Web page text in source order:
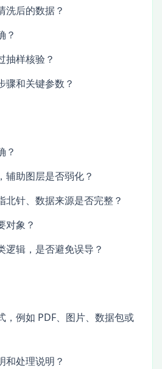
洗后的数据？
？
抽样核验？
骤和关键参数？
？
辅助图层是否弱化？
北针、数据来源是否完整？
对象？
逻辑，是否避免误导？
，例如 PDF、图片、数据包或
和处理说明？